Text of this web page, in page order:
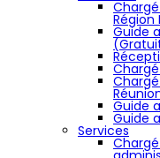
Région
Guide
Guide
Guide
Services